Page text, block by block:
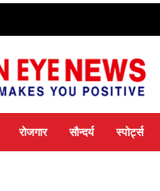
रोजगार सौन्दर्य स्पोर्ट्स